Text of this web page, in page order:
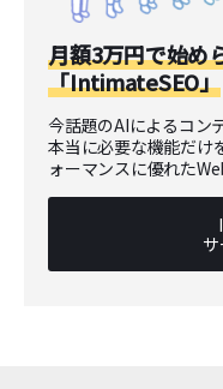
月額3万円で始め
「IntimateSEO」
今話題のAIによるコン
本当に必要な機能だけ
ォーマンスに優れた